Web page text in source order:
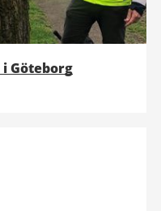
Göteborg